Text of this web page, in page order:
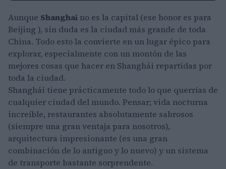
Aunque Shanghai no es la capital (ese honor es para
Beijing ), sin duda es la ciudad más grande de toda
China. Todo esto la convierte en un lugar épico para
explorar, especialmente con un montón de las
mejores cosas que hacer en Shanghái repartidas por
toda la ciudad.
Shanghái tiene prácticamente todo lo que querrías de
cualquier ciudad del mundo. Pensar; vida nocturna
increíble, restaurantes absolutamente sabrosos
(siempre una gran ventaja para nosotros),
arquitectura impresionante (es una gran
combinación de lo antiguo y lo nuevo) y un sistema
de transporte bastante sorprendente.